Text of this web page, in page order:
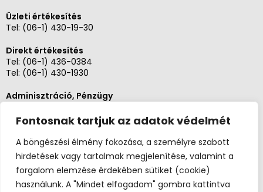
Fontosnak tartjuk az adatok védelmét
A böngészési élmény fokozása, a személyre szabott
hirdetések vagy tartalmak megjelenítése, valamint a
forgalom elemzése érdekében sütiket (cookie)
használunk. A "Mindet elfogadom" gombra kattintva
Üzleti értékesítés
Tel: (06-1) 430-19-30
Direkt értékesítés
Tel: (06-1) 436-0384
Tel: (06-1) 430-1930
Adminisztráció, Pénzügy
Szerviz és karbantartás
Tel: (06-20)3268654
Tel: (06-1) 436-0384